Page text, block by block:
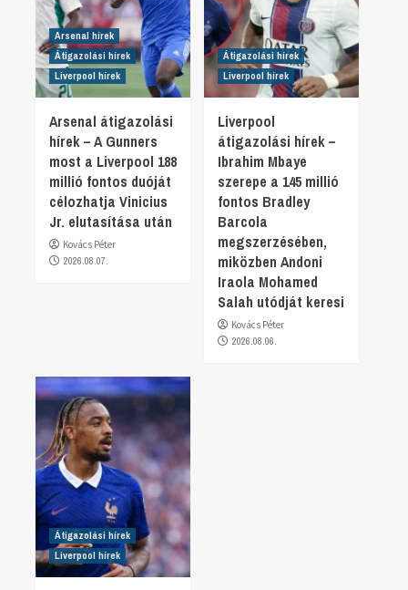
Arsenal hírek
Átigazolási hírek
Liverpool hírek
Arsenal átigazolási
hírek – A Gunners
most a Liverpool 188
millió fontos duóját
célozhatja Vinicius
Jr. elutasítása után
Kovács Péter
2026.08.07.
Átigazolási hírek
Liverpool hírek
Liverpool
átigazolási hírek –
Ibrahim Mbaye
szerepe a 145 millió
fontos Bradley
Barcola
megszerzésében,
miközben Andoni
Iraola Mohamed
Salah utódját keresi
Kovács Péter
2026.08.06.
Átigazolási hírek
Liverpool hírek